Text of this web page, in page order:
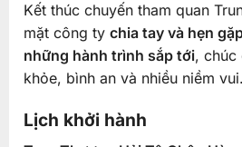
Kết thúc chuyến tham quan
mặt công ty chia tay và hẹn
những hành trình sắp tới, chúc
khỏe, bình an và nhiều niềm vui.
Lịch khởi hành